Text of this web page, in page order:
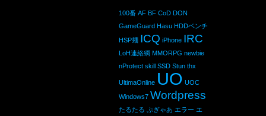
100番 AF BF CoD DON
GameGuard Hasu HDDベンチ
HSP麺 ICQ iPhone IRC
LoH連絡網 MMORPG newbie
nProtect skill SSD Stun thx
UltimaOnline UO UOC
Windows7 Wordpress
たるたる ぷぎゃあ エラー エ